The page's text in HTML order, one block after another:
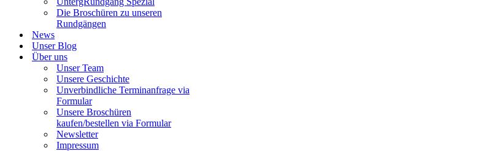
Die Broschüren zu unseren
Rundgängen
News
Unser Blog
Über uns
Unser Team
Unsere Geschichte
Unverbindliche Terminanfrage via
Formular
Unsere Broschüren
kaufen/bestellen via Formular
Newsletter
Impressum